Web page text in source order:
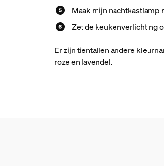
Maak mijn nachtkastlamp
Zet de keukenverlichting
Er zijn tientallen andere
roze en lavendel.